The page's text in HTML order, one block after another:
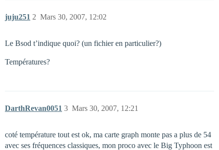
juju251 Mars 30, 2007, 12:02
2
Le Bsod t’indique quoi? (un fichier en particulier?)
Températures?
DarthRevan0051 Mars 30, 2007, 12:21
3
coté température tout est ok, ma carte graph monte pas a plus de 54
avec ses fréquences classiques, mon proco avec le Big Typhoon est